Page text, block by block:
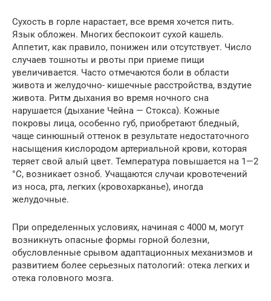
Сухость в горле нарастает, все время хочется пить.
Язык обложен. Многих беспокоит сухой кашель.
Аппетит, как правило, понижен или отсутствует. Число
случаев тошноты и рвоты при приеме пищи
увеличивается. Часто отмечаются боли в области
живота и желудочно- кишечные расстройства, вздутие
живота. Ритм дыхания во время ночного сна
нарушается (дыхание Чейна — Стокса). Кожные
покровы лица, особенно губ, приобретают бледный,
чаще синюшный оттенок в результате недостаточного
насыщения кислородом артериальной крови, которая
теряет свой алый цвет. Температура повышается на 1—2
°C, возникает озноб. Учащаются случаи кровотечений
из носа, рта, легких (кровохарканье), иногда
желудочные.
При определенных условиях, начиная с 4000 м, могут
возникнуть опасные формы горной болезни,
обусловленные срывом адаптационных механизмов и
развитием более серьезных патологий: отека легких и
отека головного мозга.